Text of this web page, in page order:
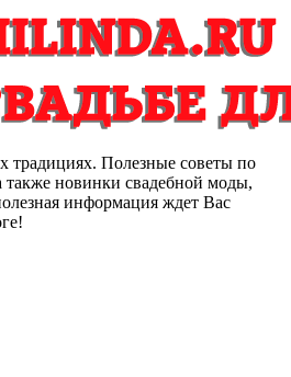
традициях. Полезные советы по
также новинки свадебной моды,
информация ждет Вас